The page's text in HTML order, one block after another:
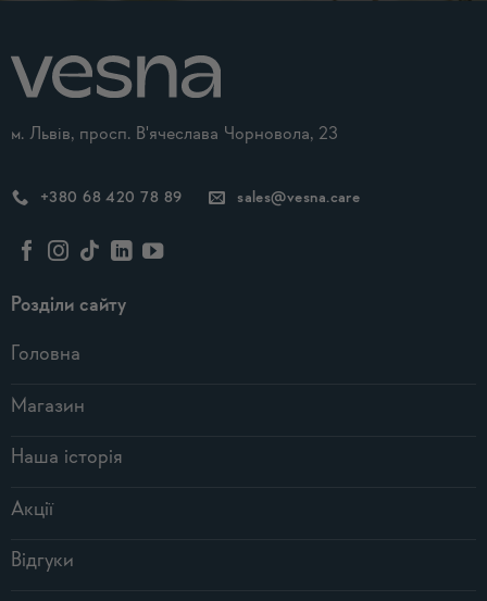
м. Львів, просп. В'ячеслава Чорновола, 23
+380 68 420 78 89 sales@vesna.care
Розділи сайту
Головна
Магазин
Наша історія
Акції
Відгуки